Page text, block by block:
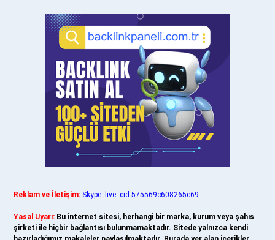
Reklam ve İletişim: Skype: live:.cid.575569c608265c69
Yasal Uyarı: Bu internet sitesi, herhangi bir marka, kurum veya şahıs
şirketi ile hiçbir bağlantısı bulunmamaktadır. Sitede yalnızca kendi